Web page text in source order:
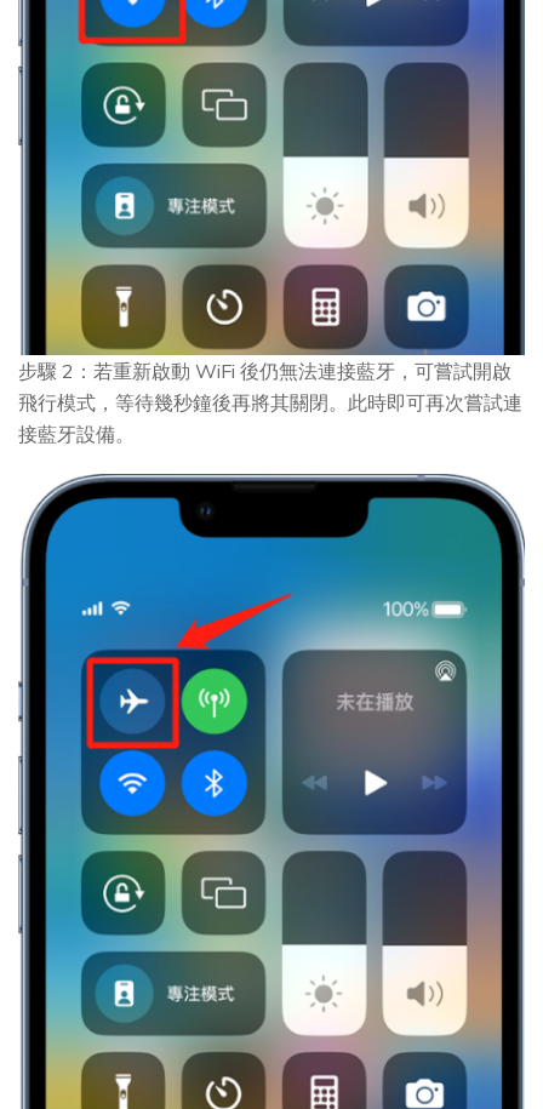
步驟 2：若重新啟動 WiFi 後仍無法連接藍牙，可嘗試開啟
飛行模式，等待幾秒鐘後再將其關閉。此時即可再次嘗試連
接藍牙設備。